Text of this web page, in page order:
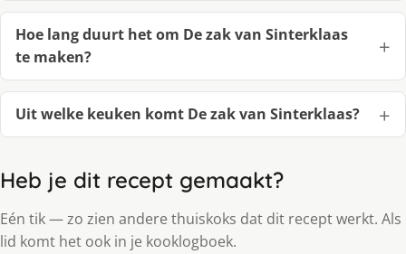
Hoe lang duurt het om De zak van Sinterklaas
te maken?
Uit welke keuken komt De zak van Sinterklaas?
Heb je dit recept gemaakt?
Eén tik — zo zien andere thuiskoks dat dit recept werkt. Als
lid komt het ook in je kooklogboek.